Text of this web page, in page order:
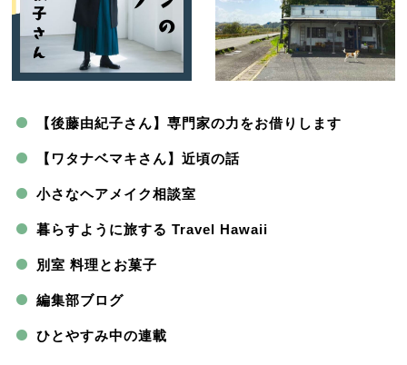
【後藤由紀子さん】専門家の力をお借りします
【ワタナベマキさん】近頃の話
小さなヘアメイク相談室
暮らすように旅する Travel Hawaii
別室 料理とお菓子
編集部ブログ
ひとやすみ中の連載